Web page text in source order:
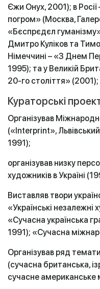
Єжи Онух, 2001); в
погром» (Москва,
«Бєспрєдєл
Дмитро Куліков та
Німеччині – «З Днем
1995); та у Великій
20-го століття» (2001);
Кураторські
Організував
(«Interprint», Львівський
1991);
організував низку
художників в Україні
Виставляв твори
«Українські
«Сучасна українська
1991); «Сучасна
Організував ряд
(сучасна британська,
сучасне американське